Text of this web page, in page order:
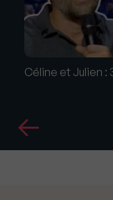
Céline et Julien :